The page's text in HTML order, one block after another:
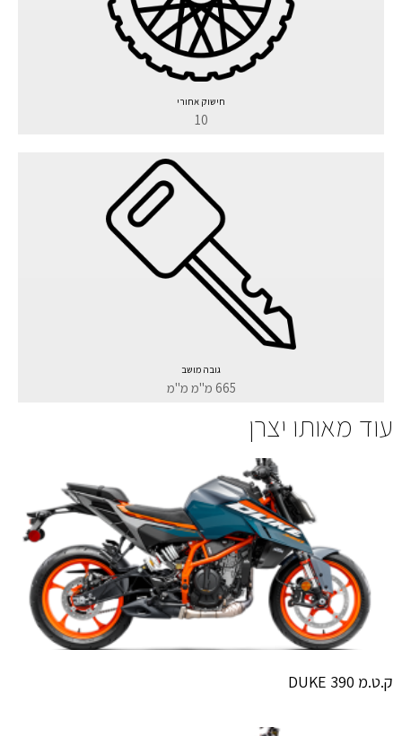
חישוק אחורי
10
גובה מושב
665 מ"מ מ"מ
עוד מאותו יצרן
ק.ט.מ 390 DUKE